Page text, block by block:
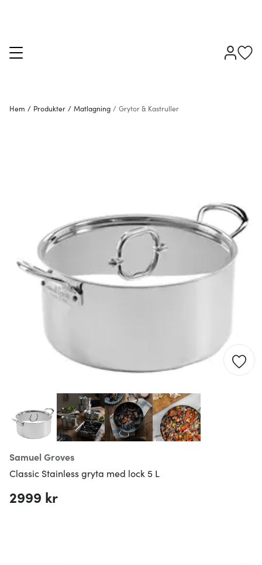
Hem / Produkter / Matlagning / Grytor & Kastruller
Samuel Groves
Classic Stainless gryta med lock 5 L
2999 kr